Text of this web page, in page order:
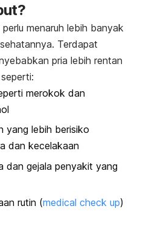
menaruh lebih banyak
Terdapat
pria lebih rentan
merokok dan
yang lebih berisiko
dan kecelakaan
dan gejala penyakit yang
rutin (medical check up)